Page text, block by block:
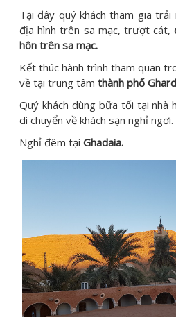
Tại đây quý khách tham gia
địa hình trên sa mạc, trượt cát,
hôn trên sa mạc.
Kết thúc hành trình tham quan
về tại trung tâm thành phố
Quý khách dùng bữa tối tại nhà
di chuyển về khách sạn nghỉ ngơi.
Nghỉ đêm tại Ghadaia.